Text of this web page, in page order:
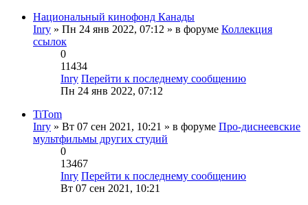
Национальный кинофонд Канады
Inry » Пн 24 янв 2022, 07:12 » в форуме Коллекция
ссылок
0
11434
Inry Перейти к последнему сообщению
Пн 24 янв 2022, 07:12
TiTom
Inry » Вт 07 сен 2021, 10:21 » в форуме Про-диснеевские
мультфильмы других студий
0
13467
Inry Перейти к последнему сообщению
Вт 07 сен 2021, 10:21